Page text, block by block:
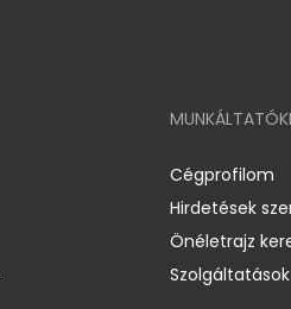
Cégprofilom
Hirdetések
Önéletrajz
Szolgáltatások